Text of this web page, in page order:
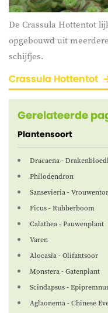
De Crassula Hottentot
opgebouwd uit meerdere
schijfjes.
Crassula Hottentot
Gerelateerde
Plantensoort
Dracaena -
Philodendron
Sansevieria -
Ficus - Rubberboom
Calathea - Pauwenplant
Varen
Alocasia - Olifantsoor
Monstera - Gatenplant
Scindapsus -
Aglaonema - Chinese